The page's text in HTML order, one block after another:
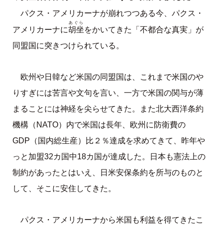
パクス・アメリカーナが崩れつつある今、パクス・
アメリカーナに胡坐
あぐら
をかいてきた「不都合な真実」が
同盟国に突きつけられている。
欧州や日韓など米国の同盟国は、これまで米国のや
りすぎには苦言や文句を言い、一方で米国の関与が薄
まることには神経を尖らせてきた。また北大西洋条約
機構（NATO）内で米国は長年、欧州に防衛費の
GDP（国内総生産）比２％達成を求めてきて、昨年や
っと加盟32カ国中18カ国が達成した。日本も憲法上の
制約があったとはいえ、日米安保条約を所与のものと
して、そこに安住してきた。
パクス・アメリカーナから米国も利益を得てきたこ